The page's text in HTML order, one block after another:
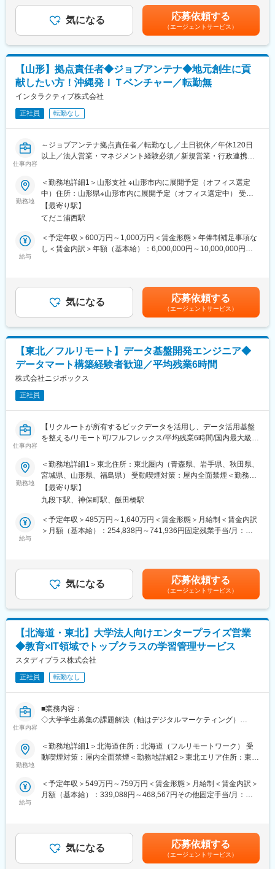
る会社です。近年では、配布エリアを酒田・鶴岡・周辺町と拡大
し発行部数を増やすとともに、発行回数も毎週金曜日と週刊化。
庄内の世帯数の約8割をカバーしています。庄内ではトップクラス
＜慣れてきたらお任せする業務＞
・現金出納や仕訳伝票の起票
・月次資料／年次決算
【新聞配布の管理について】
新聞配布スタッフが別途おりますのでどのスタッフがどこの地区
に何部配ったかという情報を管理いただきます。配布部数で新聞
配布スタッフの賃金が決まりますので配布料計算まで行っていた
だきます。
【力仕事について】
事務作業だけではなく、納品されたチラシを作業場（新聞にチラ
す。備品購入等で外出することもあり、その際は社用車を使用し
ていただきます。
■求人の魅力情報
希望された方の取得率は100％です。
【キャリアパスについて】
・基本的に毎年４月で基本給の昇給が行われます。
・昨年度昇給実績：基本給の２％増
■当社の強み
当社は酒田・鶴岡・周辺町の方に無料で新聞配布をしており、業
界動向にかかわらず安定して購読者数を確保できる点が強みで
す。そのため他社でなかなか広告効果を出せないお客様から広告
出しのニーズをいただく件数が増加しており売り上げは増加傾向
でございます。
け、配布エリア内は創業当初から無料でポスティングを行ってい
る会社です。近年では、配布エリアを酒田・鶴岡・周辺町と拡大
庄内の世帯数の約8割をカバーしています。庄内ではトップクラス
の知名度と訴求力を誇っています。
変更の範囲：会社の定める業務
ます。月給(月額)は固定手当を含めた表記です。
気になる 応募依頼する
（エージェントサービス）
【山形】拠点責任者◆ジョブアンテナ◆地元創生に貢
献したい方！沖縄発ＩＴベンチャー／転勤無
インタラクティブ株式会社
正社員 転勤なし
仕事内容
～ジョブアンテナ拠点責任者／転勤なし／土日祝休／年休120日
以上／法人営業・マネジメント経験必須／新規営業・行政連携・
充実◎～
▼募集背景
当社は2015年に沖縄にて地域特化型の求人マッチングサービスを
スタートさせました。沖縄最大級の求人マッチングサービスとし
て成長した後、北海道、福岡、熊本、京都など全国でサービス拡
大を実施。
この度は、東北エリア（山形）でのサービス拡大へ向けて牽引い
ただける方を求めております。
ます。
（具体的な業務内容）
・新規営業活動
・行政との連携
・拠点立ち上げ
・組織構成、立案
・予算策定
・営業戦略の策定
・メンバー育成
いと考えております。その後、仕組化、マネジメントへ比重を持
っていく想定です。
■インタラクティブについて：
域の可能性を解放する」をパーパスに定め、デジタルマーケティ
ング事業と人材事業を中核に地域に最適化した事業を生み出し、
勤務地
＜勤務地詳細1＞山形支社 ※山形市内に展開予定（オフィス選定
中）住所：山形県※山形市内に展開予定（オフィス選定中） 受動
喫煙対策：敷地内喫煙可能場所あり＜勤務地詳細2＞本社住所：沖
縄県宜野湾市大山3-11-32 受動喫煙対策：敷地内全面禁煙
【最寄り駅】
てだこ浦西駅
給与
＜予定年収＞600万円～1,000万円＜賃金形態＞年俸制補足事項な
し＜賃金内訳＞年額（基本給）：6,000,000円～10,000,000円＜
を通じて上下する可能性があります。月給(月額)は固定手当を含め
た表記です。気になる 応募依頼する
（エージェントサービス）
【東北／フルリモート】データ基盤開発エンジニア◆
データマート構築経験者歓迎／平均残業6時間
株式会社ニジボックス
正社員
仕事内容
【リクルートが所有するビックデータを活用し、データ活用基盤
を整える/リモート可/フルフレックス/平均残業6時間/国内最大級の
■概要：
リクルートグループの膨大なデータを利用して多様な事業を横断
して支える「プロダクトグロースエンジニア（PGE）」として、
データパイプラインやデータアプリケーションなど様々なプロダ
クトの開発業務に携わっていただきます。
トを企画・設計から開発まで一貫して運用する
・開発効率向上やパフォーマンス改善など、必須機能の開発以外
価値最大化に向けて主体的に取り組む
・自動テストや CI/CD、IaC などを前提に信頼性の高いサービス
を構築する
・クラウドネイティブな環境でアプリケーションからインフラま
で一貫して担当する
・セキュリティやプライバシー（個人情報の除去、アクセス制
御）を考慮して設計・実装する
◎プロダクト例 1：データ基盤の開発
・GCP等のクラウドを利用したデータパイプラインの開発・運用
・DWH・API等、利活用しやすい基盤・インターフェースを提供
・dbtなどを用いたデータ品質を担保するための開発・運用
◎プロダクト例 2：データアプリケーション
・ データ利活用を行うために社内で利用するウェブアプリケーシ
◎プロダクト例 3：全社大規模ワークフローエンジン
・全社のデータ基盤を支える大規模な（1 日あたり数万コンテナ
勤務地
＜勤務地詳細1＞東北住所：東北圏内（青森県、岩手県、秋田県、
宮城県、山形県、福島県） 受動喫煙対策：屋内全面禁煙＜勤務地
詳細2＞本社住所：東京都千代田区九段北1丁目14-6 九段坂上KS
ビル 南棟4階勤務地最寄駅：東京メトロ東西線半蔵門線／九段下
（リモートワーク含む）
【最寄り駅】
九段下駅、神保町駅、飯田橋駅
給与
＜予定年収＞485万円～1,640万円＜賃金形態＞月給制＜賃金内訳
＞月額（基本給）：254,838円～741,936円固定残業手当/月：
給与詳細は、経験、能力、年齢を考慮の上決定します。賃金はあ
くまでも目安の金額であり、選考を通じて上下する可能性があり
ます。月給(月額)は固定手当を含めた表記です。
気になる 応募依頼する
（エージェントサービス）
【北海道・東北】大学法人向けエンタープライズ営業
◆教育×IT領域でトップクラスの学習管理サービス
スタディプラス株式会社
正社員 転勤なし
仕事内容
■業務内容：
◇大学学生募集の課題解決（軸はデジタルマーケティング）
・Studyplusの広告商品の提案
・Studyplusデータを活用したLINE、Google、Insta等の運用型広
制作の提案
・マーケティングオートメーションサービスの提案
◇主に既存顧客への深耕型の営業
＜具体的には＞
・担当のクライアント数は約20大学
勤務地
＜勤務地詳細1＞北海道住所：北海道（フルリモートワーク） 受
動喫煙対策：屋内全面禁煙＜勤務地詳細2＞東北エリア住所：東北
給与
＜予定年収＞549万円～759万円＜賃金形態＞月給制＜賃金内訳＞
月額（基本給）：339,088円～468,567円その他固定手当/月：
無＞有＜残業手当＞有＜給与補足＞※経験、能力を考慮の上、詳細
は面談に決定致します。■昇給査定：年2回（4月、10月）■その他
固定手当：15時間分の深夜残業手当として支給。※超過分は追加
気になる 応募依頼する
（エージェントサービス）